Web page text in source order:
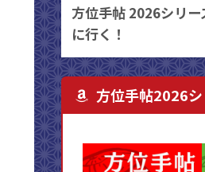
方位手帖 2026シリ
に行く！
方位手帖2026